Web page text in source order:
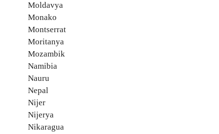
Moldavya
Monako
Montserrat
Moritanya
Mozambik
Namibia
Nauru
Nepal
Nijer
Nijerya
Nikaragua